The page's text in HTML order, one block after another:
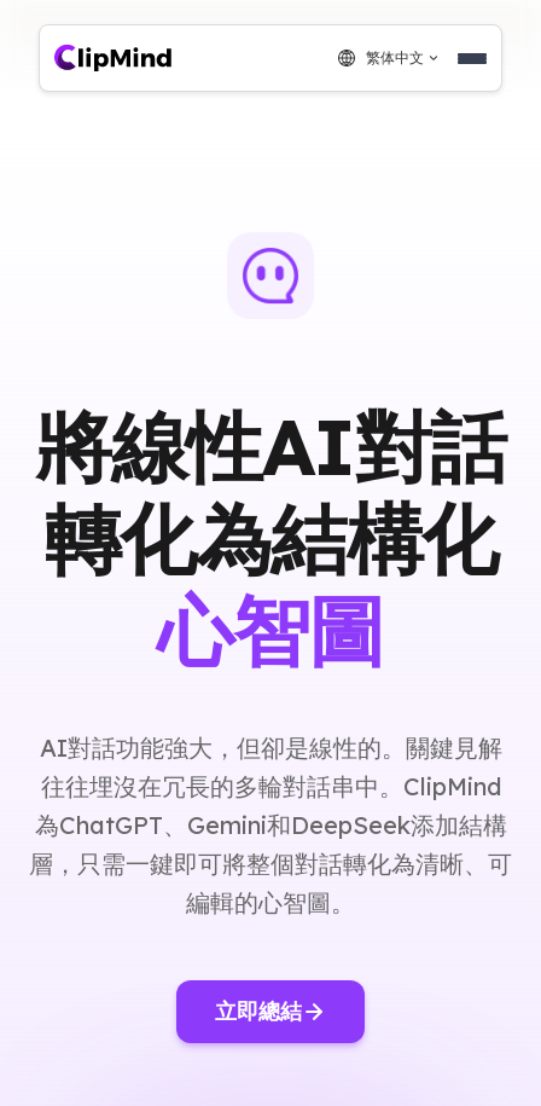
繁体中文
將線性AI對話
轉化為結構化
心智圖
AI對話功能強大，但卻是線性的。關鍵見解
往往埋沒在冗長的多輪對話串中。ClipMind
為ChatGPT、Gemini和DeepSeek添加結構
層，只需一鍵即可將整個對話轉化為清晰、可
編輯的心智圖。
立即總結